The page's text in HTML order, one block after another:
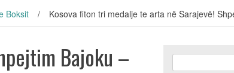
Boksit / Kosova fiton tri medalje te arta në Sarajevë!
Bajoku – Search